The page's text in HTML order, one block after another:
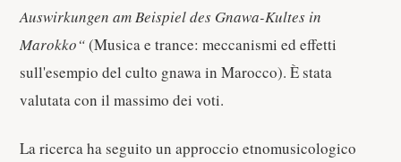
Auswirkungen am Beispiel des Gnawa-Kultes in
Marokko“(Musica e trance: meccanismi ed effetti
sull'esempio del culto gnawa in Marocco). È stata
valutata con il massimo dei voti.
La ricerca ha seguito un approccio etnomusicologico